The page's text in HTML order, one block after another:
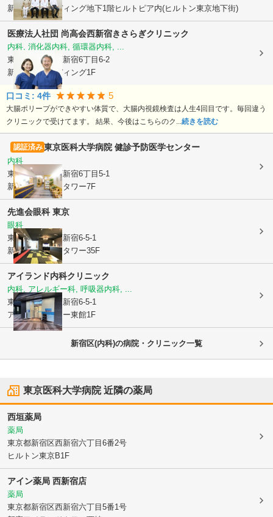
新宿国際ビルディング地下1階ヒルトピア内(ヒルトン東京地下街)
医療法人社団 尚高会西新宿きさらぎクリニック
内科, 消化器内科, 循環器内科, ...
東京都新宿区
西新宿6丁目6-2
新宿国際ビルディング1F
口コミ: 4件 5
大腸ポリープができやすい体質で、大腸内視鏡検査は人生4回目です。毎回違う
クリニックで受けてます。 結果、今後はこちらのク...続きを読む
認証済み 東京医科大学病院 健診予防医学センター
内科
東京都新宿区西新宿6丁目5-1
新宿アイランドタワー7F
先進会眼科 東京
眼科
東京都新宿区西新宿6-5-1
新宿アイランドタワー35F
アイランド内科クリニック
内科, アレルギー科, 呼吸器内科, ...
東京都新宿区 西新宿6-5-1
アイランドタワー東館1F
新宿区(内科)の病院・クリニック一覧
東京医科大学病院近隣の薬局
西垣薬局
薬局
東京都新宿区西新宿六丁目6番2号
ヒルトン東京B1F
アイン薬局 西新宿店
薬局
東京都新宿区西新宿六丁目5番1号